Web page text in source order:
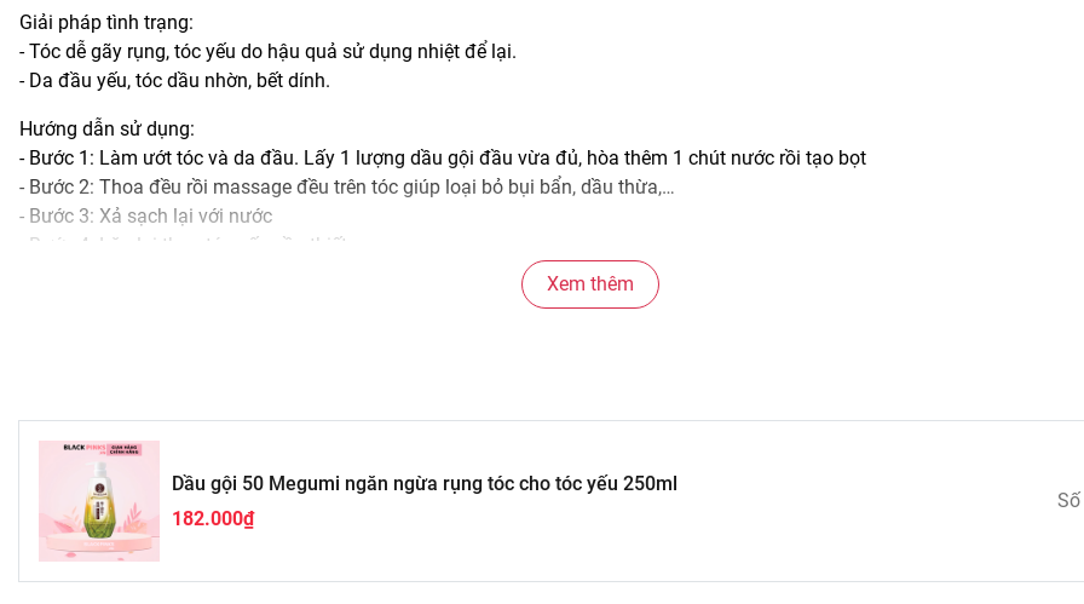
Giải pháp tình trạng:
- Tóc dễ gãy rụng, tóc yếu do hậu quả sử dụng nhiệt để lại.
- Da đầu yếu, tóc dầu nhờn, bết dính.
Hướng dẫn sử dụng:
- Bước 1: Làm ướt tóc và da đầu. Lấy 1 lượng dầu gội đầu vừa đủ, hòa thêm 1 chút nước rồi tạo bọt
- Bước 2: Thoa đều rồi massage đều trên tóc giúp loại bỏ bụi bẩn, dầu thừa,…
- Bước 3: Xả sạch lại với nước
- Bước 4: Lặp lại thao tác nếu cần thiết
- Xuất xứ thương hiệu: Nhật Bản.
- Dung tích: 250ml.
#50megumi #daugoi50megumi #daugoingannguarungtoc #daugoigiuptocchackhoe #50megumidaugoi #daugoidau
#daugoiduongtocchackhoe #daugoigiamrungtoc #daugoi50megumichotocderung #daugoisachdadau
#daugoi250ml #daugoigiupmuottoc #daugoi50megumi250ml #blackpinks #blackpinksvn #blackpinkscom
Xem thêm
Dầu gội 50 Megumi ngăn ngừa rụng tóc cho tóc yếu 250ml
182.000₫